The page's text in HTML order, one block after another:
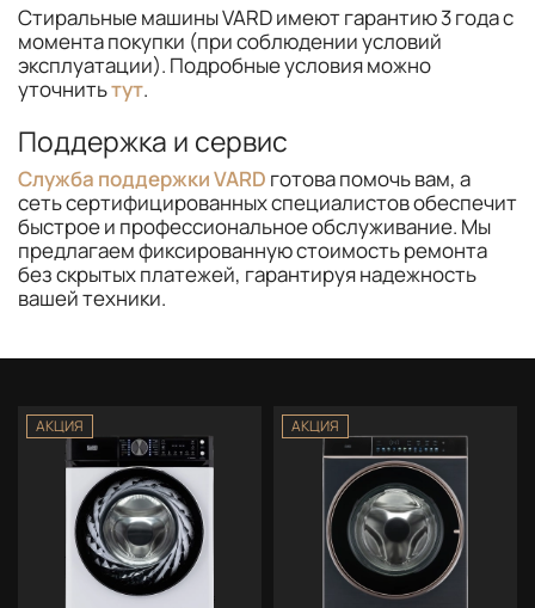
Стиральные машины VARD имеют гарантию 3 года с
момента покупки (при соблюдении условий
эксплуатации). Подробные условия можно
уточнитьтут.
Поддержка и сервис
Служба поддержки VARD готова помочь вам, а
сеть сертифицированных специалистов обеспечит
быстрое и профессиональное обслуживание. Мы
предлагаем фиксированную стоимость ремонта
без скрытых платежей, гарантируя надежность
вашей техники.
АКЦИЯ АКЦИЯ